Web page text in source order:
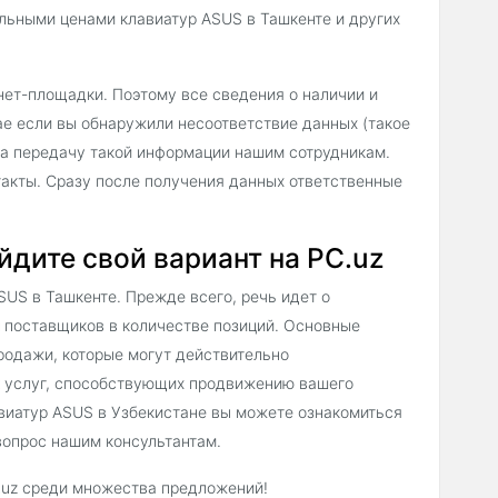
ценами клавиатур ASUS в Ташкенте и других
площадки. Поэтому все сведения о наличии и
если вы обнаружили несоответствие данных (такое
передачу такой информации нашим сотрудникам.
Сразу после получения данных ответственные
свой вариант на PC.uz
в Ташкенте. Прежде всего, речь идет о
в количестве позиций. Основные
которые могут действительно
услуг, способствующих продвижению вашего
ASUS в Узбекистане вы можете ознакомиться
нашим консультантам.
среди множества предложений!